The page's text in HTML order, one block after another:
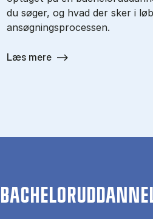
du søger, og hvad der sker i
ansøgningsprocessen.
Læs mere